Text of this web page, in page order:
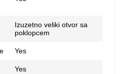
Izuzetno veliki otvor sa
poklopcem
Yes
Yes